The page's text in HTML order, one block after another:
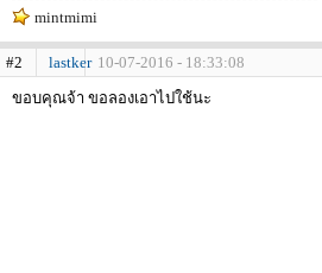
mintmimi
#2 lastker 10-07-2016 - 18:33:08
ขอบคุณจ้า ขอลองเอาไปใช้นะ